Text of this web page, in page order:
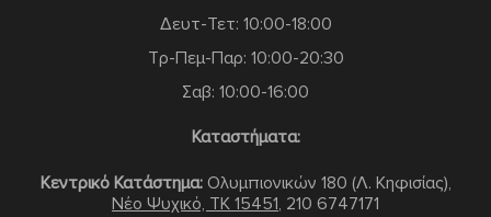
Δευτ-Τετ: 10:00-18:00
Τρ-Πεμ-Παρ: 10:00-20:30
Σαβ: 10:00-16:00
Καταστήματα:
Κεντρικό Κατάστημα:Ολυμπιονικών 180 (Λ. Κηφισίας),
Νέο Ψυχικό, TK 15451, 210 6747171